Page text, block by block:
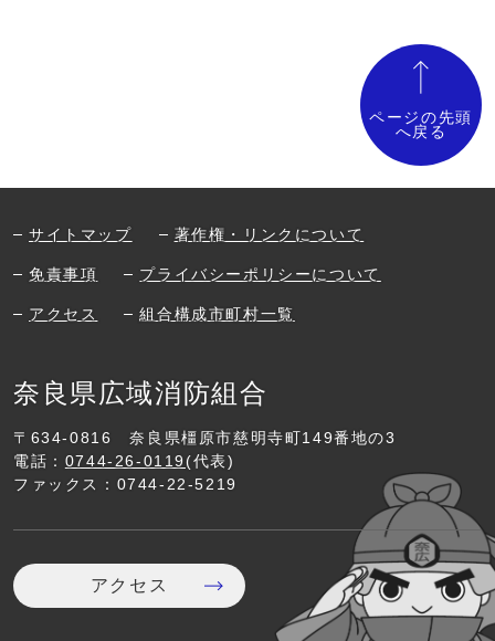
ページの先頭
へ戻る
サイトマップ 著作権・リンクについて
免責事項 プライバシーポリシーについて
アクセス 組合構成市町村一覧
奈良県広域消防組合
〒634-0816
奈良県橿原市慈明寺町149番地の3
電話： 0744-26-0119 (代表)
ファックス：0744-22-5219
アクセス